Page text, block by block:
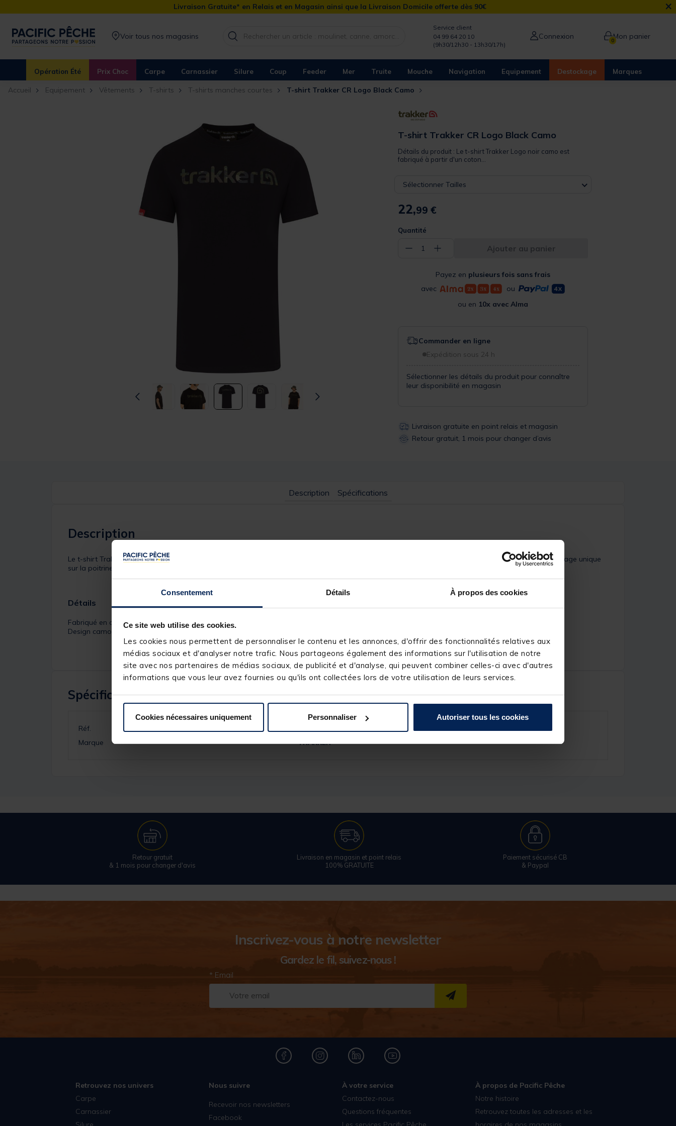
Consentement Détails À propos des cookies
Ce site web utilise des cookies.
Les cookies nous permettent de personnaliser le contenu et les annonces, d'offrir des fonctionnalités relatives aux
médias sociaux et d'analyser notre trafic. Nous partageons également des informations sur l'utilisation de notre
site avec nos partenaires de médias sociaux, de publicité et d'analyse, qui peuvent combiner celles-ci avec d'autres
informations que vous leur avez fournies ou qu'ils ont collectées lors de votre utilisation de leurs services.
Cookies nécessaires uniquement Personnaliser Autoriser tous les cookies
Livraison Gratuite* en Relais et en Magasin ainsi que la Livraison Domicile offerte dès 90€ ×
Voir tous nos magasins
Service client
04 99 64 20 10
(9h30/12h30 - 13h30/17h)
Connexion 0Mon panier
Opération Été Prix Choc Carpe Carnassier Silure Coup Feeder Mer Truite Mouche Navigation Equipement Destockage Marques
Accueil Equipement Vêtements T-shirts T-shirts manches courtes T-shirt Trakker CR Logo Black Camo
T-shirt Trakker CR Logo Black Camo
Détails du produit : Le t-shirt Trakker Logo noir camo est
fabriqué à partir d'un coton...
Sélectionner Tailles
22,99 €
Quantité
− 1 + Ajouter au panier
Payez en plusieurs fois sans frais
avec
ou
ou en 10x avec Alma
Commander en ligne
Expédition sous 24 h
Sélectionner les détails du produit pour connaître
leur disponibilité en magasin
Livraison gratuite en point relais et magasin
Retour gratuit, 1 mois pour changer d’avis
Description Spécifications
Description
Le t-shirt Trakker Logo noir camo est fabriqué à partir d'un coton super doux et est extrêmement confortable à porter. Il arbore une marque camouflage unique
sur la poitrine et une icône camouflage à l'arrière. Ce t-shirt élégant est un incontournable dans la collection de tout pêcheur.
Détails
Fabriqué en coton super doux
Design camouflage sur mesure avec l'icône Trakker
Spécifications
Réf.
Marque
TRAKKER
Retour gratuit
& 1 mois pour changer d'avis
Livraison en magasin et point relais
100% GRATUITE
Paiement sécurisé CB
& Paypal
Inscrivez-vous à notre newsletter
Gardez le fil, suivez-nous !
* Email
S''INSCRIRE
Retrouvez nos univers
Carpe
Carnassier
Nous suivre
Recevoir nos newsletters
Facebook
À votre service
Contactez-nous
Questions fréquentes
À propos de Pacific Pêche
Notre histoire
Retrouvez toutes les adresses et les